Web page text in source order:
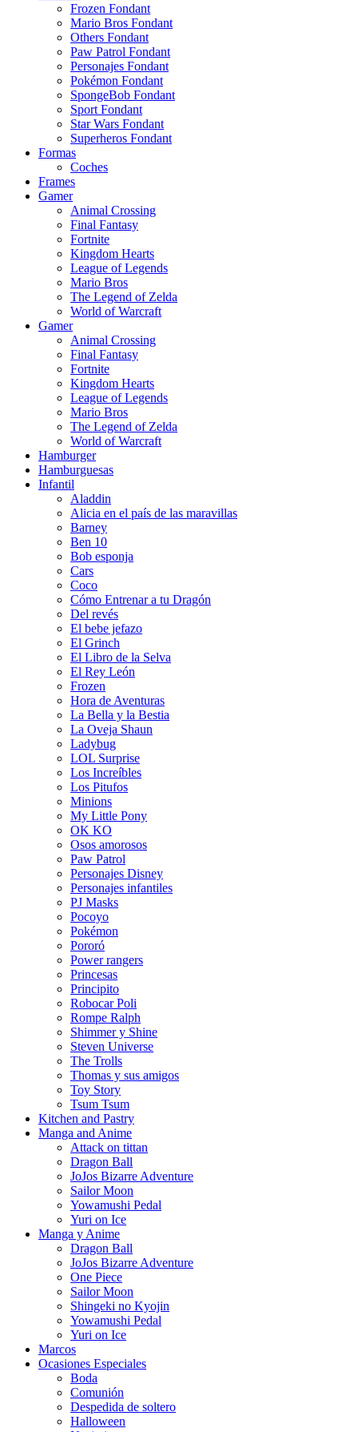
Frozen Fondant
Mario Bros Fondant
Others Fondant
Paw Patrol Fondant
Personajes Fondant
Pokémon Fondant
SpongeBob Fondant
Sport Fondant
Star Wars Fondant
Superheros Fondant
Formas
Coches
Frames
Gamer
Animal Crossing
Final Fantasy
Fortnite
Kingdom Hearts
League of Legends
Mario Bros
The Legend of Zelda
World of Warcraft
Gamer
Animal Crossing
Final Fantasy
Fortnite
Kingdom Hearts
League of Legends
Mario Bros
The Legend of Zelda
World of Warcraft
Hamburger
Hamburguesas
Infantil
Aladdin
Alicia en el país de las maravillas
Barney
Ben 10
Bob esponja
Cars
Coco
Cómo Entrenar a tu Dragón
Del revés
El bebe jefazo
El Grinch
El Libro de la Selva
El Rey León
Frozen
Hora de Aventuras
La Bella y la Bestia
La Oveja Shaun
Ladybug
LOL Surprise
Los Increíbles
Los Pitufos
Minions
My Little Pony
OK KO
Osos amorosos
Paw Patrol
Personajes Disney
Personajes infantiles
PJ Masks
Pocoyo
Pokémon
Pororó
Power rangers
Princesas
Principito
Robocar Poli
Rompe Ralph
Shimmer y Shine
Steven Universe
The Trolls
Thomas y sus amigos
Toy Story
Tsum Tsum
Kitchen and Pastry
Manga and Anime
Attack on tittan
Dragon Ball
JoJos Bizarre Adventure
Sailor Moon
Yowamushi Pedal
Yuri on Ice
Manga y Anime
Dragon Ball
JoJos Bizarre Adventure
One Piece
Sailor Moon
Shingeki no Kyojin
Yowamushi Pedal
Yuri on Ice
Marcos
Ocasiones Especiales
Boda
Comunión
Despedida de soltero
Halloween